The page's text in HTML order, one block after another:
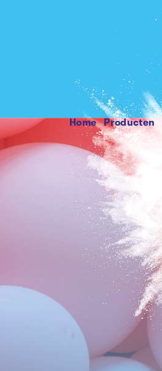
Home producten